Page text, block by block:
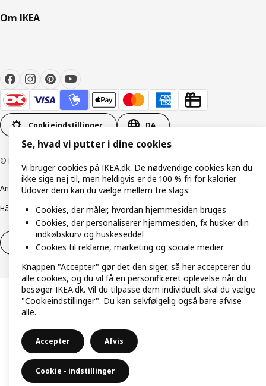
Om IKEA
Cookieindstillinger DA
© Inter IKEA Systems B.V. 1999-2026
Ansvarlig rapporteringCookiepolitik Digital tilgængelighed
Håndtering af persondataSalgs- og leveringsbetingelser
Fortryd dit køb Fortryd dit køb af service
Se, hvad vi putter i dine cookies
Vi bruger cookies på IKEA.dk. De nødvendige cookies kan du
ikke sige nej til, men heldigvis er de 100 % fri for kalorier.
Udover dem kan du vælge mellem tre slags:
Cookies, der måler, hvordan hjemmesiden bruges
Cookies, der personaliserer hjemmesiden, fx husker din
indkøbskurv og huskeseddel
Cookies til reklame, marketing og sociale medier
Knappen "Accepter" gør det den siger, så her accepterer du
alle cookies, og du vil få en personificeret oplevelse når du
besøger IKEA.dk. Vil du tilpasse dem individuelt skal du vælge
"Cookieindstillinger". Du kan selvfølgelig også bare afvise
alle.
Accepter Afvis
Cookie - indstillinger